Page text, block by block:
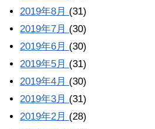
2019年8月 (31)
2019年7月 (30)
2019年6月 (30)
2019年5月 (31)
2019年4月 (30)
2019年3月 (31)
2019年2月 (28)